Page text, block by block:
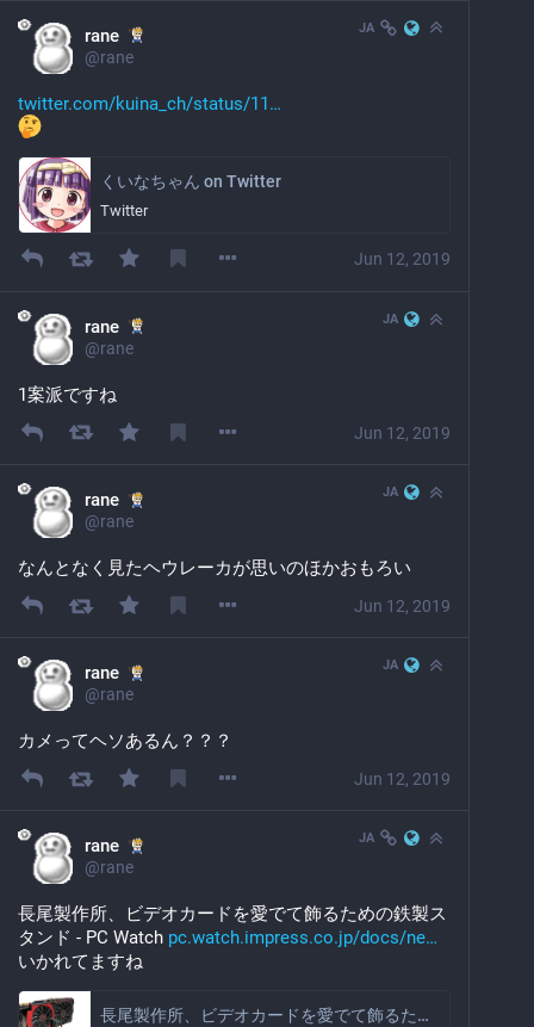
rane
@rane
JA
twitter.com/kuina_ch/status/11
くいなちゃん on Twitter
Twitter
Jun 12, 2019
rane
@rane
JA
1案派ですね
Jun 12, 2019
rane
@rane
JA
なんとなく見たヘウレーカが思いのほかおもろい
Jun 12, 2019
rane
@rane
JA
カメってヘソあるん？？？
Jun 12, 2019
rane
@rane
JA
長尾製作所、ビデオカードを愛でて飾るための鉄製ス
タンド - PC Watch pc.watch.impress.co.jp/docs/ne
いかれてますね
長尾製作所、ビデオカードを愛でて飾るための鉄製スタンド